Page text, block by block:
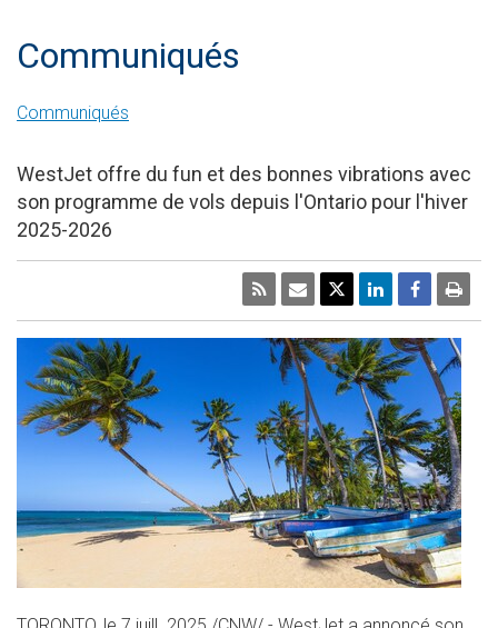
Communiqués
Communiqués
WestJet offre du fun et des bonnes vibrations avec
son programme de vols depuis l'Ontario pour l'hiver
2025-2026